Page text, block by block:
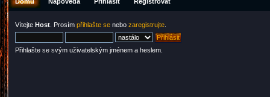
Vítejte Host . Prosím přihlašte se nebo zaregistrujte
Přihlašte se svým uživatelským jménem a heslem.